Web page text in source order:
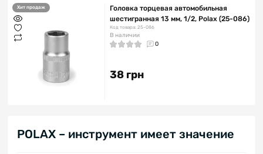
Хит продаж
Головка торцевая автомобильная
шестигранная 13 мм, 1/2, Polax (25-086)
Код товара: 25-086
В наличии
0
38 грн
POLAX – инструмент имеет значение